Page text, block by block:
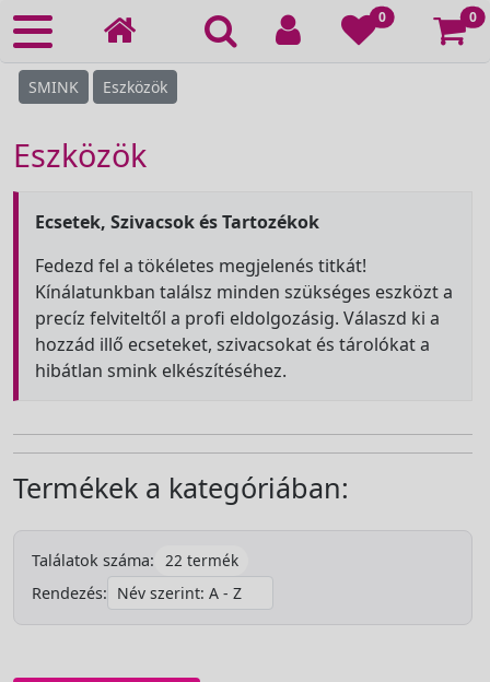
0 0
SMINK Eszközök
Eszközök
Ecsetek, Szivacsok és Tartozékok
Fedezd fel a tökéletes megjelenés titkát!
Kínálatunkban találsz minden szükséges eszközt a
precíz felviteltől a profi eldolgozásig. Válaszd ki a
hozzád illő ecseteket, szivacsokat és tárolókat a
hibátlan smink elkészítéséhez.
Termékek a kategóriában:
Találatok száma:
22 termék
Rendezés: